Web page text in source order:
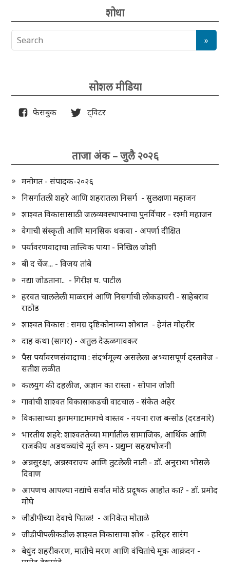
शोधा
सोशल मीडिया
फेसबुक ट्विटर
ताजा अंक – जुलै २०२६
मनोगत - संपादक-२०२६
निसर्गातली शहरे आणि शहरातला निसर्ग - सुलक्षणा महाजन
शाश्वत विकासासाठी जलव्यवस्थापनाचा पुनर्विचार - रश्मी महाजन
वेगाची संस्कृती आणि मानसिक थकवा - अपर्णा दीक्षित
पर्यावरणवादाचा तात्त्विक पाया - निखिल जोशी
बी द चेंज... - विजय तांबे
नद्या जोडताना.. - गिरीश घ. पाटील
हरवत चाललेली माळरानं आणि निसर्गाची लोकडायरी - साहेबराव
राठोड
शाश्वत विकास : समग्र दृष्टिकोनाच्या शोधात - हेमंत मोहरीर
दाह कथा (सागर) - अतुल देऊळगावकर
पैस पर्यावरणसंवादाचा : संदर्भमूल्य असलेला अभ्यासपूर्ण दस्तावेज -
सतीश लळीत
कलयुग की दहलीज, अज्ञान का रास्ता - सोपान जोशी
गावांची शाश्वत विकासाकडची वाटचाल - संकेत अहेर
विकासाच्या झगमगाटामागचे वास्तव - नयना राज बन्सोड (दरडमारे)
भारतीय शहरे: शाश्वततेच्या मार्गातील सामाजिक, आर्थिक आणि
राजकीय अडथळ्यांचे मूर्त रूप - प्रद्युम्न सहस्रभोजनी
अन्नसुरक्षा, अन्नस्वराज्य आणि तुटलेली नाती - डॉ. अनुराधा भोसले
दिवाण
आपणच आपल्या नद्यांचे सर्वात मोठे प्रदूषक आहोत का? - डॉ. प्रमोद
मोघे
जीडीपीच्या देवाचे पितळ! - अनिकेत मोताळे
जीडीपीपलीकडील शाश्वत विकासाचा शोध - हरिहर सारंग
बेधुंद शहरीकरण, मातीचे मरण आणि वंचितांचे मूक आक्रंदन -